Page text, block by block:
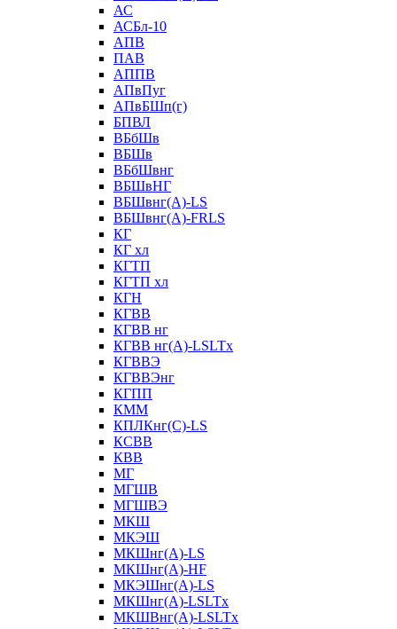
АС
АСБл-10
АПВ
ПАВ
АППВ
АПвПуг
АПвБШп(г)
БПВЛ
ВБбШв
ВБШв
ВБбШвнг
ВБШвНГ
ВБШвнг(А)-LS
ВБШвнг(А)-FRLS
КГ
КГ хл
КГТП
КГТП хл
КГН
КГВВ
КГВВ нг
КГВВ нг(А)-LSLTx
КГВВЭ
КГВВЭнг
КГПП
КММ
КПЛКнг(C)-LS
КСВВ
КВВ
МГ
МГШВ
МГШВЭ
МКШ
МКЭШ
МКШнг(А)-LS
МКШнг(А)-HF
МКЭШнг(А)-LS
МКШнг(А)-LSLTx
МКШВнг(A)-LSLTx